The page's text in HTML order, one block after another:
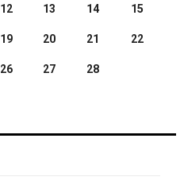
12 13 14 15
19 20 21 22
26 27
28